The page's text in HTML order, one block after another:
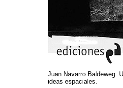
Juan Navarro Baldeweg.
ideas espaciales.